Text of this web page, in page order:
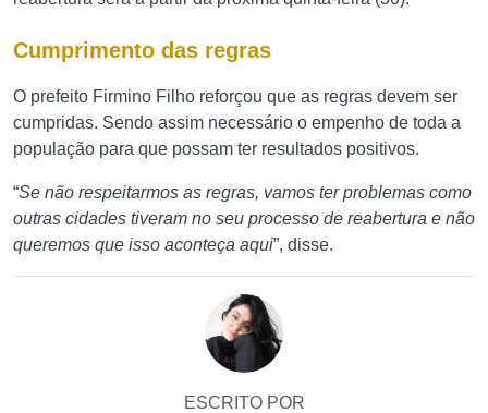
Cumprimento das regras
O prefeito Firmino Filho reforçou que as regras devem ser
cumpridas. Sendo assim necessário o empenho de toda a
população para que possam ter resultados positivos.
“Se não respeitarmos as regras, vamos ter problemas como
outras cidades tiveram no seu processo de reabertura e não
queremos que isso aconteça aqui”, disse.
ESCRITO POR